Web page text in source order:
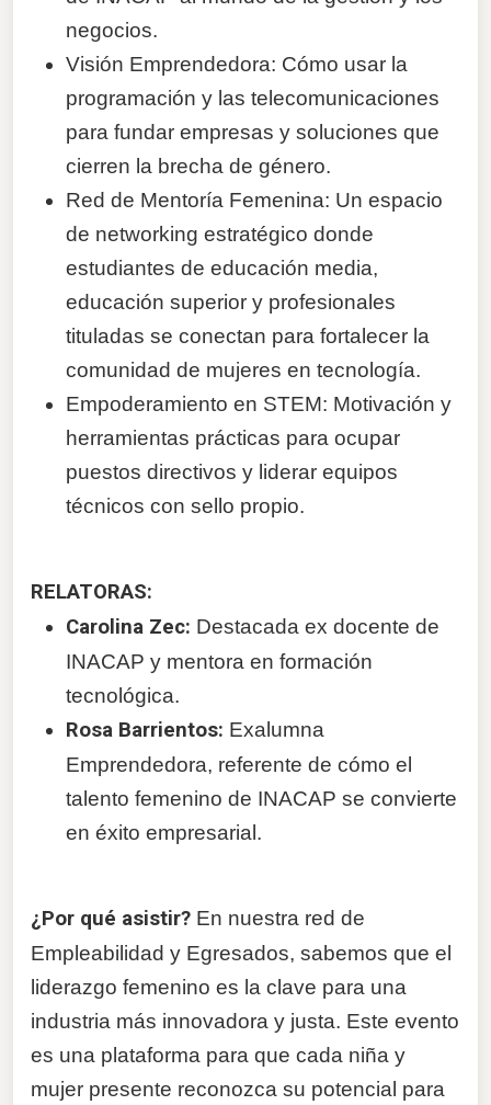
negocios.
Visión Emprendedora: Cómo usar la
programación y las telecomunicaciones
para fundar empresas y soluciones que
cierren la brecha de género.
Red de Mentoría Femenina: Un espacio
de networking estratégico donde
estudiantes de educación media,
educación superior y profesionales
tituladas se conectan para fortalecer la
comunidad de mujeres en tecnología.
Empoderamiento en STEM: Motivación y
herramientas prácticas para ocupar
puestos directivos y liderar equipos
técnicos con sello propio.
RELATORAS:
Carolina Zec: Destacada ex docente de
INACAP y mentora en formación
tecnológica.
Rosa Barrientos: Exalumna
Emprendedora, referente de cómo el
talento femenino de INACAP se convierte
en éxito empresarial.
¿Por qué asistir? En nuestra red de
Empleabilidad y Egresados, sabemos que el
liderazgo femenino es la clave para una
industria más innovadora y justa. Este evento
es una plataforma para que cada niña y
mujer presente reconozca su potencial para